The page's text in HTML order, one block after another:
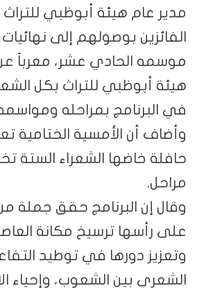
مدير عام هيئة أبوظبي للتراث
الفائزين بوصولهم إلى
موسمه الحادي عشر، معرباً عن
هيئة أبوظبي للتراث بكل
في البرنامج بمراحله
وأضاف أن الأمسية الختامية
حافلة خاضها الشعراء الستة
مراحل.
وقال إن البرنامج حقق جملة
على رأسها ترسيخ مكانة
وتعزيز دورها في توطيد
الشعري بين الشعوب، وإحياء